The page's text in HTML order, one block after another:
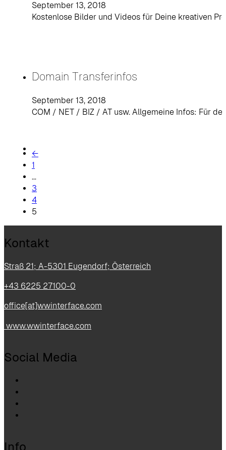
September 13, 2018
Kostenlose Bilder und Videos für Deine kreativen
Domain Transferinfos
September 13, 2018
COM / NET / BIZ / AT usw. Allgemeine Infos: Für
←
1
…
3
4
5
Kontakt
Straß 21; A-5301 Eugendorf; Österreich
+43 6225 27100-0
office[at]wwinterface.com
www.wwinterface.com
Social Media
Info